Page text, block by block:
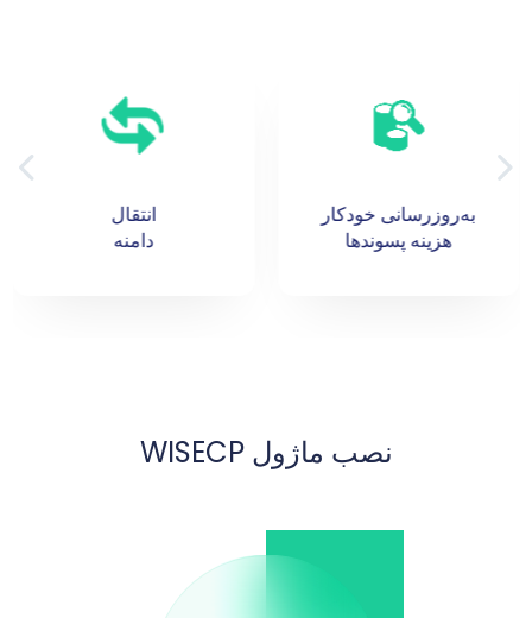
انتقال
دامنه
تمدید
دامنه
نصب ماژول WISECP